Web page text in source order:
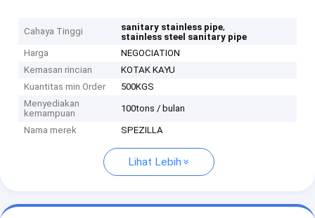
Cahaya Tinggi sanitary stainless pipe,
stainless steel sanitary pipe
Harga
NEGOCIATION
Kemasan rincian
KOTAK KAYU
Kuantitas min Order
500KGS
Menyediakan
kemampuan
100tons / bulan
Nama merek SPEZILLA
Lihat Lebih